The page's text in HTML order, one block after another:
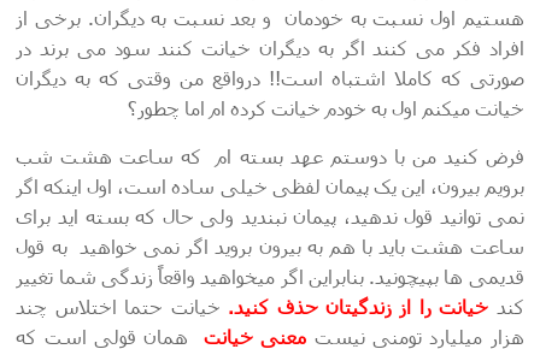
هستیم اول نسبت به خودمان و بعد نسبت به دیگران. برخی از
افراد فکر می کنند اگر به دیگران خیانت کنند سود می برند در
صورتی که کاملا اشتباه است!! درواقع من وقتی که به دیگران
خیانت میکنم اول به خودم خیانت کرده ام اما چطور؟
فرض کنید من با دوستم عهد بسته ام که ساعت هشت شب
برویم بیرون، این یک پیمان لفظی خیلی ساده است، اول اینکه اگر
نمی توانید قول ندهید، پیمان نبندید ولی حال که بسته اید برای
ساعت هشت باید با هم به بیرون بروید اگر نمی خواهید به قول
قدیمی ها بپیچونید. بنابراین اگر میخواهید واقعاً زندگی شما تغییر
کند خیانت را از زندگیتان حذف کنید. خیانت حتما اختلاس چند
هزار میلیارد تومنی نیست معنی خیانت
همان قولی است که